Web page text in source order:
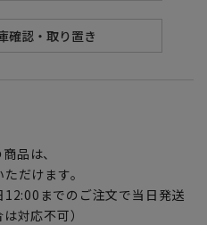
品は、
だけます。
までのご注文で当日発送
対応不可）